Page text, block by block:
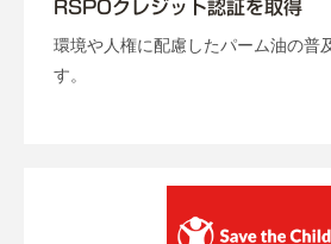
RSPOクレジット認証を取得
環境や人権に配慮したパーム油の普
す。